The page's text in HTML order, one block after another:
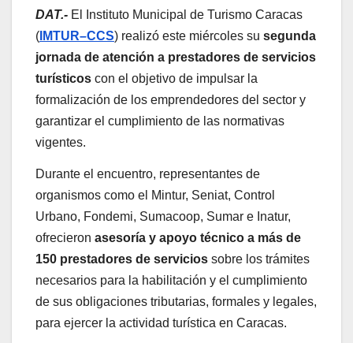
DAT.- El Instituto Municipal de Turismo Caracas
( IMTUR–CCS) realizó este miércoles su segunda
jornada de atención a prestadores de servicios
turísticos con el objetivo de impulsar la
formalización de los emprendedores del sector y
garantizar el cumplimiento de las normativas
vigentes.
Durante el encuentro, representantes de
organismos como el Mintur, Seniat, Control
Urbano, Fondemi, Sumacoop, Sumar e Inatur,
ofrecieron asesoría y apoyo técnico a más de
150 prestadores de servicios sobre los trámites
necesarios para la habilitación y el cumplimiento
de sus obligaciones tributarias, formales y legales,
para ejercer la actividad turística en Caracas.